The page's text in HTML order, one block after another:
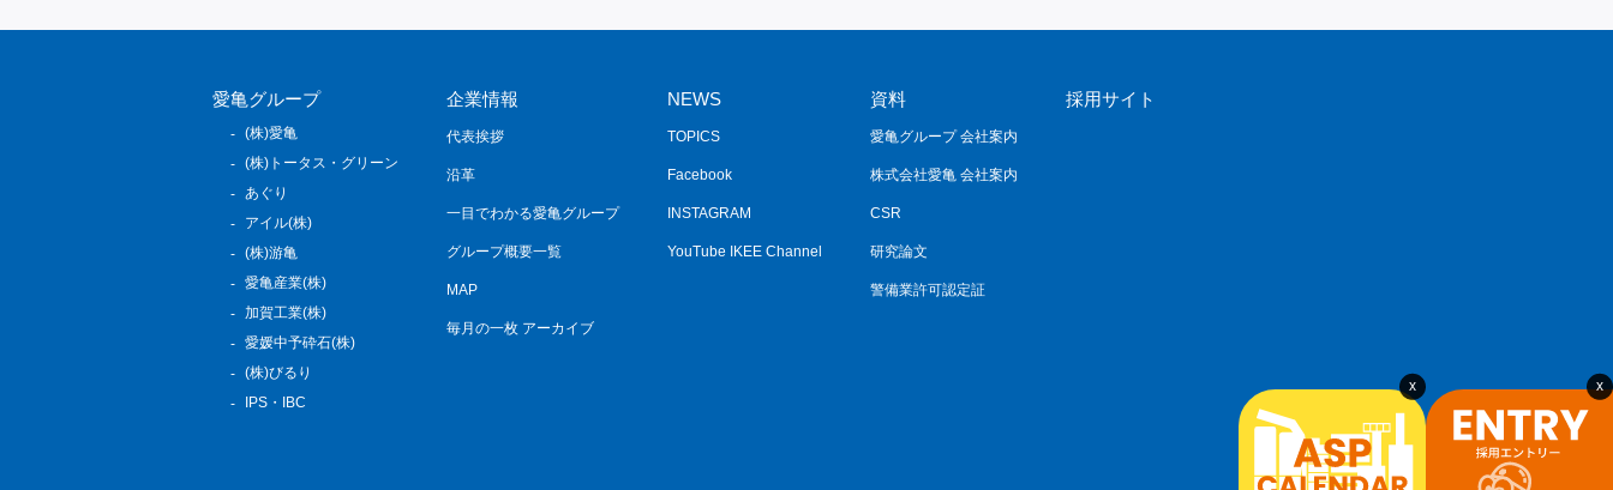
愛亀グループ
(株)愛亀
(株)トータス・グリーン
あぐり
アイル(株)
(株)游亀
愛亀産業(株)
加賀工業(株)
愛媛中予砕石(株)
(株)びるり
IPS・IBC
企業情報
代表挨拶
沿革
一目でわかる愛亀グループ
グループ概要一覧
MAP
毎月の一枚 アーカイブ
NEWS
TOPICS
Facebook
INSTAGRAM
YouTube IKEE Channel
資料
愛亀グループ 会社案内
株式会社愛亀 会社案内
CSR
研究論文
警備業許可認定証
採用サイト